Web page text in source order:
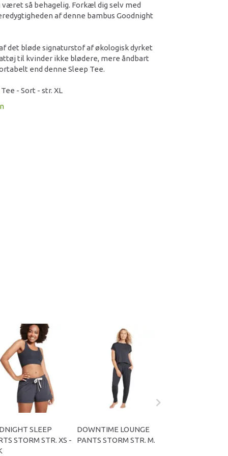
så behagelig. Forkæl dig selv med
af denne bambus Goodnight
det bløde signaturstof af økologisk dyrket
til kvinder ikke blødere, mere åndbart
end denne Sleep Tee.
- Sort - str. XL
SLEEP
STORM STR. XS -
DOWNTIME LOUNGE
PANTS STORM STR. M.